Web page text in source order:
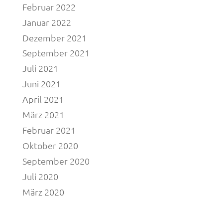
Februar 2022
Januar 2022
Dezember 2021
September 2021
Juli 2021
Juni 2021
April 2021
März 2021
Februar 2021
Oktober 2020
September 2020
Juli 2020
März 2020